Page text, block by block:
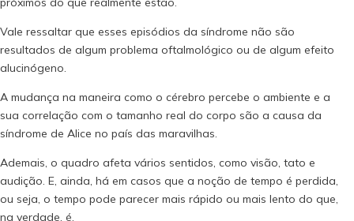
Vale ressaltar que esses episódios da síndrome não são
resultados de algum problema oftalmológico ou de algum efeito
alucinógeno.
A mudança na maneira como o cérebro percebe o ambiente e a
sua correlação com o tamanho real do corpo são a causa da
síndrome de Alice no país das maravilhas.
Ademais, o quadro afeta vários sentidos, como visão, tato e
audição. E, ainda, há em casos que a noção de tempo é perdida,
ou seja, o tempo pode parecer mais rápido ou mais lento do que,
na verdade, é.